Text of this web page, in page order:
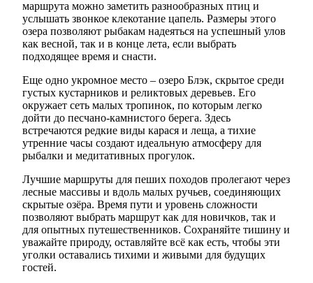
маршрута можно заметить разнообразных птиц и
услышать звонкое клекотание цапель. Размеры этого
озера позволяют рыбакам надеяться на успешный улов
как весной, так и в конце лета, если выбрать
подходящее время и снасти.
Еще одно укромное место – озеро Блэк, скрытое среди
густых кустарников и реликтовых деревьев. Его
окружает сеть малых тропинок, по которым легко
дойти до песчано-камнистого берега. Здесь
встречаются редкие виды карася и леща, а тихие
утренние часы создают идеальную атмосферу для
рыбалки и медитативных прогулок.
Лучшие маршруты для пеших походов пролегают через
лесные массивы и вдоль малых ручьев, соединяющих
скрытые озёра. Время пути и уровень сложности
позволяют выбрать маршрут как для новичков, так и
для опытных путешественников. Сохраняйте тишину и
уважайте природу, оставляйте всё как есть, чтобы эти
уголки оставались тихими и живыми для будущих
гостей.